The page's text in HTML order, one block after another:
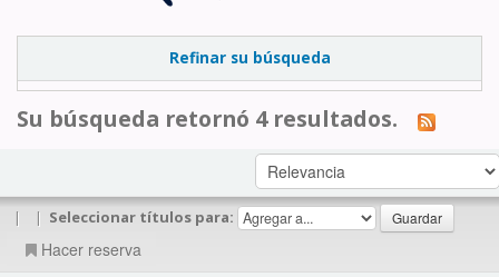
Refinar su búsqueda
Su búsqueda retornó 4 resultados.
| | Seleccionar títulos para:
Hacer reserva